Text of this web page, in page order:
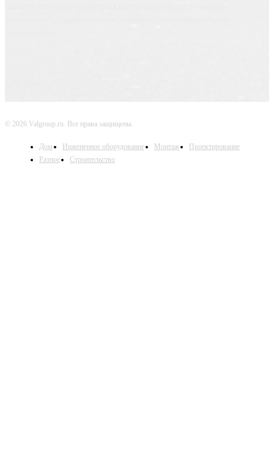
© 2026 Valgroup.ru. Все права защищены.
Дом Инженерное оборудование Монтаж
Проектирование
Разное
Строительство